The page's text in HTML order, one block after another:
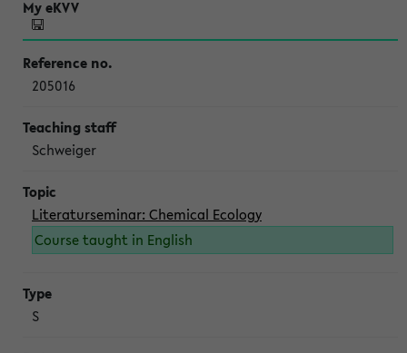
205016
Schweiger
Literaturseminar: Chemical Ecology
Course taught in English
S